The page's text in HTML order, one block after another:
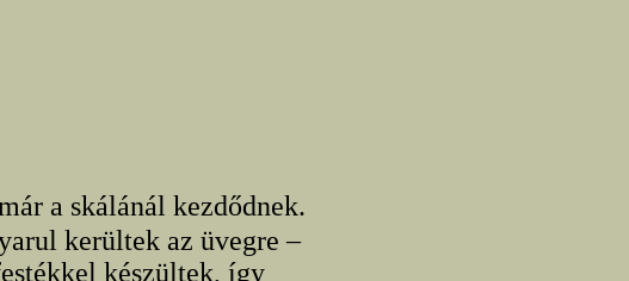
a skálánál kezdődnek.
kerültek az üvegre –
készültek, így